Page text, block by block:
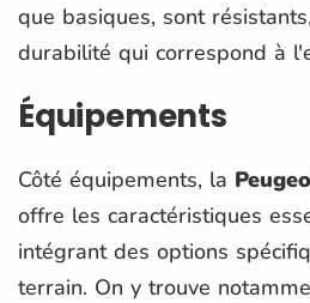
que basiques, sont
durabilité qui correspond à
Équipements
Côté équipements, la
offre les caractéristiques
intégrant des options
terrain. On y trouve